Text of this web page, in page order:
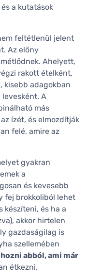
a kutatások
feltétlenül jelent
Az előny
Ahelyett,
rakott ételként,
kisebb adagokban
A
más
ízét, és elmozdítják
felé, amire az
gyakran
a
és kevesebb
fej brokkoliból lehet
és ha a
akkor hirtelen
gazdaságilag is
szellemében
abból, ami már
étkezni.